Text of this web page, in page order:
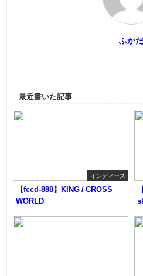
ふかだ
最近書いた記事
インディーズ
【fccd-888】KING / CROSS
WORLD